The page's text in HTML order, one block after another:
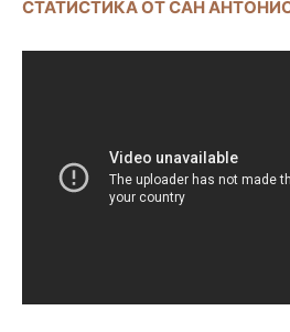
СТАТИСТИКА ОТ САН